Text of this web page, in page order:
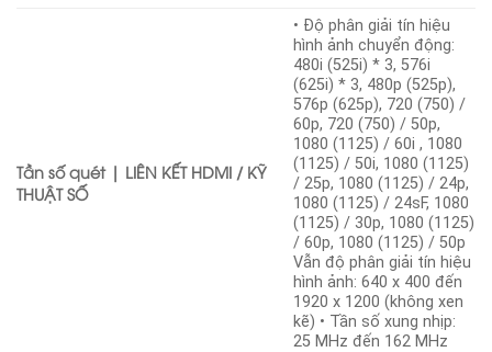
Tần số quét | LIÊN KẾT HDMI / KỸ
THUẬT SỐ
• Độ phân giải tín hiệu
hình ảnh chuyển động:
480i (525i) * 3, 576i
(625i) * 3, 480p (525p),
576p (625p), 720 (750) /
60p, 720 (750) / 50p,
1080 (1125) / 60i , 1080
(1125) / 50i, 1080 (1125)
/ 25p, 1080 (1125) / 24p,
1080 (1125) / 24sF, 1080
(1125) / 30p, 1080 (1125)
/ 60p, 1080 (1125) / 50p
Vẫn độ phân giải tín hiệu
hình ảnh: 640 x 400 đến
1920 x 1200 (không xen
kẽ) • Tần số xung nhịp:
25 MHz đến 162 MHz